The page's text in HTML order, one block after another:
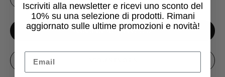
AGGIUNGI AL CARRELLO
Iscriviti alla newsletter e ricevi uno sconto del
10% su una selezione di prodotti. Rimani
aggiornato sulle ultime promozioni e novità!
Email